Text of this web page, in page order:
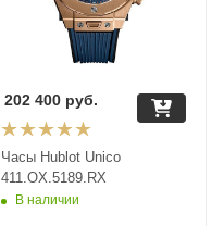
Часы Hublot Unico
411.OX.5189.RX
В наличии
202 400руб.